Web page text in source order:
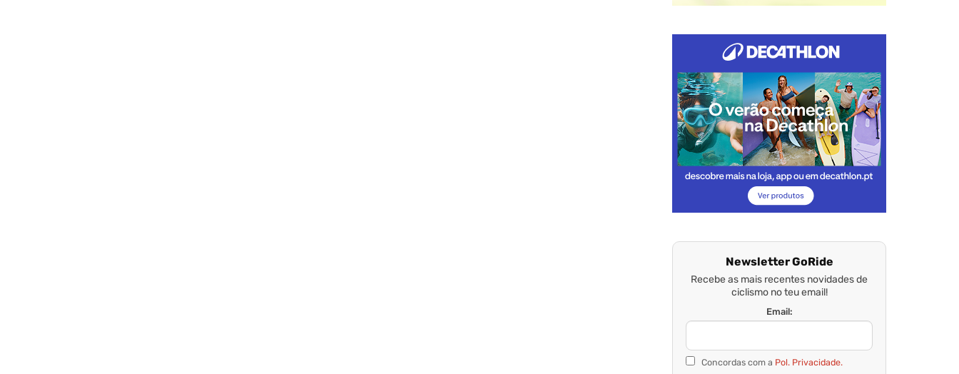
Newsletter GoRide
Recebe as mais recentes novidades de
ciclismo no teu email!
Email:
Concordas com a Pol. Privacidade.